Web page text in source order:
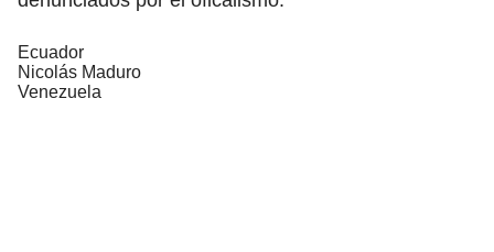
Ecuador
Nicolás Maduro
Venezuela